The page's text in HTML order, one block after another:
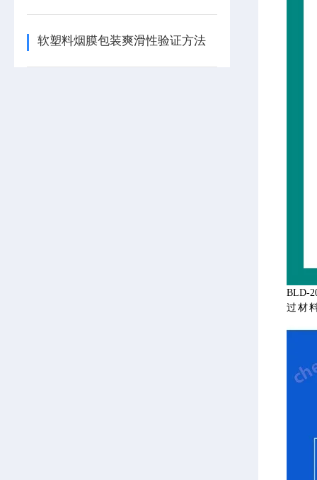
软塑料烟膜包装爽滑性验证方法
BLD-
过材